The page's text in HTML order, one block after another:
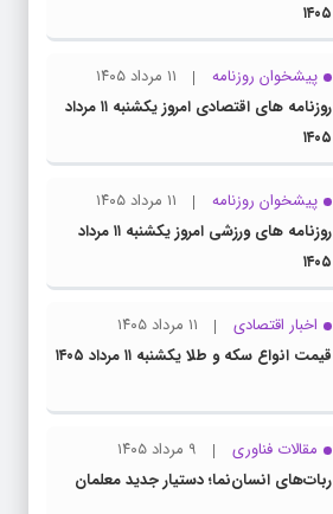
۱۴۰۵
پیشخوان روزنامه
۱۱ مرداد ۱۴۰۵
روزنامه های اقتصادی امروز یکشنبه ۱۱ مرداد
۱۴۰۵
پیشخوان روزنامه
۱۱ مرداد ۱۴۰۵
روزنامه های ورزشی امروز یکشنبه ۱۱ مرداد
۱۴۰۵
اخبار اقتصادی
۱۱ مرداد ۱۴۰۵
قیمت انواع سکه و طلا یکشنبه ۱۱ مرداد ۱۴۰۵
مقالات فناوری
۹ مرداد ۱۴۰۵
ربات‌های انسان‌نما؛ دستیار جدید معلمان